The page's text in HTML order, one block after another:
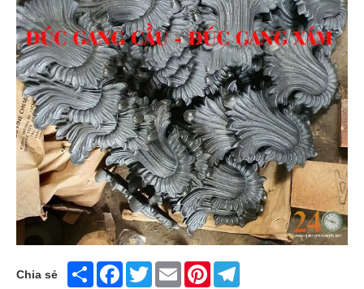
Thời Trang
Việc Làm
Dịch Vụ
Hàng Tiêu Dùng
Xây Dựng
Tổng Hợp
Chia sẻ Share FacebookTwitter Email Pinterest